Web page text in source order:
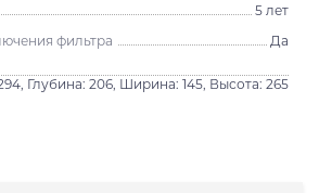
5 лет
фильтра
Да
Глубина: 206, Ширина: 145, Высота: 265